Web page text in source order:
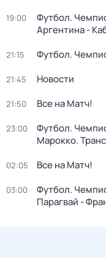
19:00
Футбол.
Аргентина -
21:15 Футбол.
21:45 Новости
21:50 Все на Матч!
23:00
Футбол.
Марокко.
02:05 Все на Матч!
03:00
Футбол.
Парагвай -